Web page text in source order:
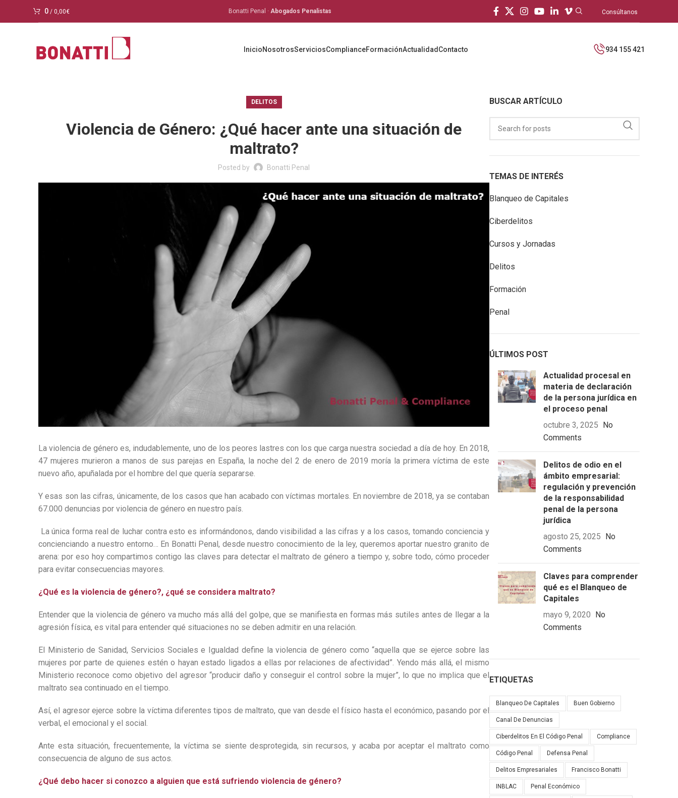
0 / 0,00€ Bonatti Penal · Abogados Penalistas Consúltanos
InicioNosotrosServiciosComplianceFormaciónActualidadContacto 934 155 421
DELITOS
Violencia de Género: ¿Qué hacer ante una situación de
maltrato?
Posted by Bonatti Penal
La violencia de género es, indudablemente, uno de los peores lastres con los que carga nuestra sociedad a día de hoy. En 2018,
47 mujeres murieron a manos de sus parejas en España, la noche del 2 de enero de 2019 moría la primera víctima de este
nuevo año, apuñalada por el hombre del que quería separarse.
Y esas son las cifras, únicamente, de los casos que han acabado con víctimas mortales. En noviembre de 2018, ya se contaban
67.000 denuncias por violencia de género en nuestro país.
La única forma real de luchar contra esto es informándonos, dando visibilidad a las cifras y a los casos, tomando conciencia y
concienciando a nuestro entorno… En Bonatti Penal, desde nuestro conocimiento de la ley, queremos aportar nuestro granito de
arena: por eso hoy compartimos contigo las claves para detectar el maltrato de género a tiempo y, sobre todo, cómo proceder
para evitar consecuencias mayores.
¿Qué es la violencia de género?, ¿qué se considera maltrato?
Entender que la violencia de género va mucho más allá del golpe, que se manifiesta en formas más sutiles antes de llegar a la
agresión física, es vital para entender qué situaciones no se deben admitir en una relación.
El Ministerio de Sanidad, Servicios Sociales e Igualdad define la violencia de género como “aquella que se ejerce sobre las
mujeres por parte de quienes estén o hayan estado ligados a ellas por relaciones de afectividad”. Yendo más allá, el mismo
Ministerio reconoce como objetivo del agresor “producir daño y conseguir el control sobre la mujer”, lo que no implica que el
maltrato sea continuado en el tiempo.
Así, el agresor ejerce sobre la víctima diferentes tipos de maltrato, que van desde el físico hasta el económico, pasando por el
verbal, el emocional y el social.
Ante esta situación, frecuentemente, la víctima se siente desprotegida, sin recursos, y acaba por aceptar el maltrato como
consecuencia de alguno de sus actos.
¿Qué debo hacer si conozco a alguien que está sufriendo violencia de género?
BUSCAR ARTÍCULO
TEMAS DE INTERÉS
Blanqueo de Capitales
Ciberdelitos
Cursos y Jornadas
Delitos
Formación
Penal
ÚLTIMOS POST
Actualidad procesal en
materia de declaración
de la persona jurídica en
el proceso penal
octubre 3, 2025 No
Comments
Delitos de odio en el
ámbito empresarial:
regulación y prevención
de la responsabilidad
penal de la persona
jurídica
agosto 25, 2025 No
Comments
Claves para comprender
qué es el Blanqueo de
Capitales
mayo 9, 2020 No
Comments
ETIQUETAS
Blanqueo De Capitales Buen Gobierno
Canal De Denuncias
Ciberdelitos En El Código Penal Compliance
Código Penal Defensa Penal
Delitos Empresariales Francisco Bonatti
INBLAC Penal Económico